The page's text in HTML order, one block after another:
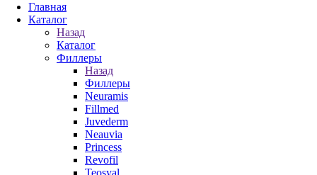
Главная
Каталог
Назад
Каталог
Филлеры
Назад
Филлеры
Neuramis
Fillmed
Juvederm
Neauvia
Princess
Revofil
Teosyal